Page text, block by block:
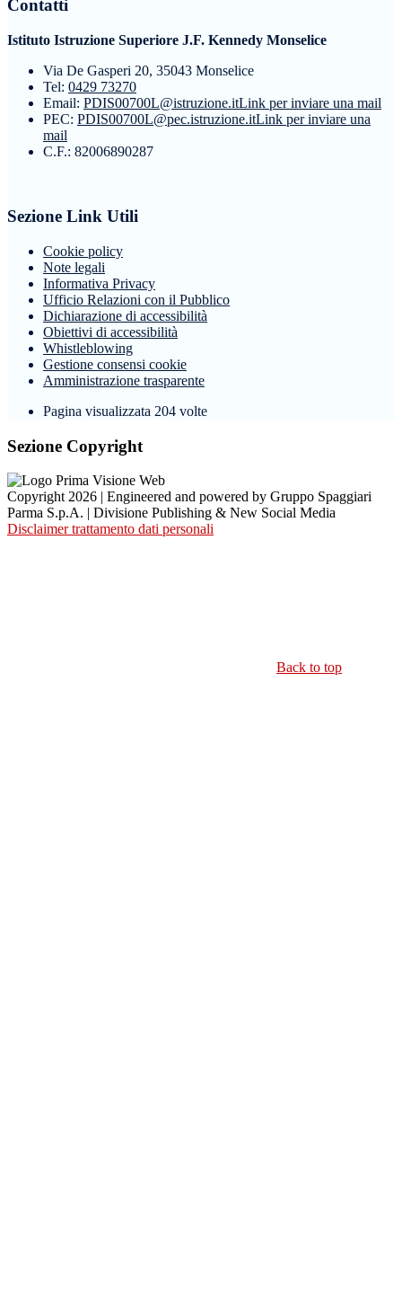
Contatti
Istituto Istruzione Superiore J.F. Kennedy Monselice
Via De Gasperi 20, 35043 Monselice
Tel: 0429 73270
Email: PDIS00700L@istruzione.itLink per inviare una mail
PEC: PDIS00700L@pec.istruzione.itLink per inviare una
mail
C.F.: 82006890287
Sezione Link Utili
Cookie policy
Note legali
Informativa Privacy
Ufficio Relazioni con il Pubblico
Dichiarazione di accessibilità
Obiettivi di accessibilità
Whistleblowing
Gestione consensi cookie
Amministrazione trasparente
Pagina visualizzata 204 volte
Sezione Copyright
Copyright 2026 | Engineered and powered by Gruppo Spaggiari
Parma S.p.A. | Divisione Publishing & New Social Media
Disclaimer trattamento dati personali
Back to top